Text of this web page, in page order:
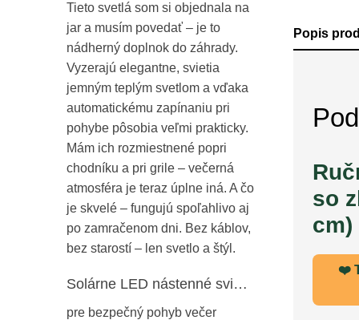
Tieto svetlá som si objednala na
jar a musím povedať – je to
nádherný doplnok do záhrady.
Vyzerajú elegantne, svietia
jemným teplým svetlom a vďaka
automatickému zapínaniu pri
pohybe pôsobia veľmi prakticky.
Mám ich rozmiestnené popri
chodníku a pri grile – večerná
atmosféra je teraz úplne iná. A čo
je skvelé – fungujú spoľahlivo aj
po zamračenom dni. Bez káblov,
bez starostí – len svetlo a štýl.
Solárne LED nástenné svietidlo s pohybovým a súmrakovým senzorom – vonkajšie fasádne osvetlenie IP65
pre bezpečný pohyb večer
Popis
so
cm)
❤️